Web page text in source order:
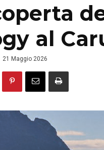
al
21 Maggio 2026